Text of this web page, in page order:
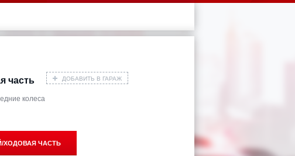
часть ДОБАВИТЬ В ГАРАЖ
колеса
ХОДОВАЯ ЧАСТЬ